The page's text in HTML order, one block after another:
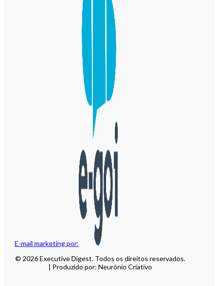
E-mail marketing por:
© 2026 Executive Digest. Todos os direitos reservados.
| Produzido por: Neurónio Criativo